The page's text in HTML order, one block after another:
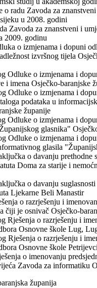
radu Zavoda za
u 2008. godini
Zavoda za znanstveni i
2009. godinu
o izmjenama i dopuni
izvršnog tijela
Odluke o izmjenama i
i imena Osječko-baranjske
Odluke o izmjenama i
podataka u
županije
Odluke o izmjenama i
glasnika"
Odluke o izmjenama i
glasila
o davanju prethodne
Doma za starije i
o davanju
Ljekarne Beli Manastir
o razrješenju i
čiji je osnivač Osječko-
o razrješenju i
Osnovne škole Lug,
Rješenja o razrješenju i
Osnovne škole
o imenovanju
Zavoda za informatiku
županija